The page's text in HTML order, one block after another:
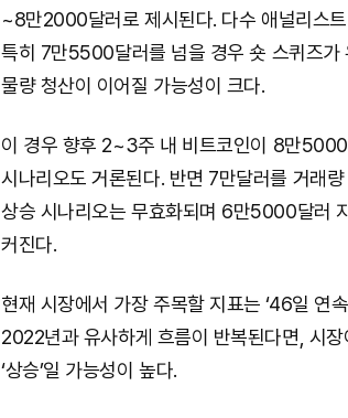
~8만2000달러로 제시된다. 다수 애널리스
특히 7만5500달러를 넘을 경우 숏 스퀴즈가
물량 청산이 이어질 가능성이 크다.
이 경우 향후 2~3주 내 비트코인이 8만
시나리오도 거론된다. 반면 7만달러를 거래
상승 시나리오는 무효화되며 6만5000달러
커진다.
현재 시장에서 가장 주목할 지표는 ‘46일 연
2022년과 유사하게 흐름이 반복된다면, 시
‘상승’일 가능성이 높다.